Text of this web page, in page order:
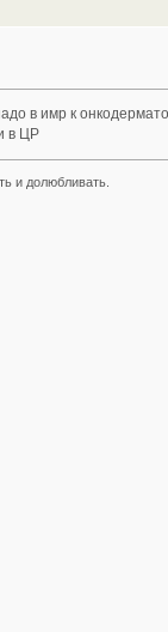
в имр к
в ЦР
и долюбливать.